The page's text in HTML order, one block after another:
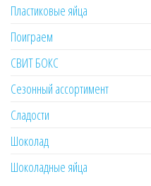
Пластиковые яйца
Поиграем
СВИТ БОКС
Сезонный ассортимент
Сладости
Шоколад
Шоколадные яйца